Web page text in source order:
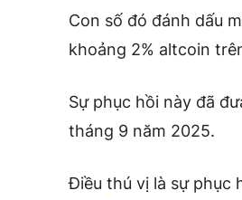
Con số đó đánh dấu
khoảng 2% altcoin
Sự phục hồi này đã
tháng 9 năm 2025.
Điều thú vị là sự phục